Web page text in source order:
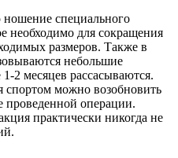
ношение специального
необходимо для сокращения
размеров. Также в
небольшие
2 месяцев рассасываются.
спортом можно возобновить
проведенной операции.
практически никогда не